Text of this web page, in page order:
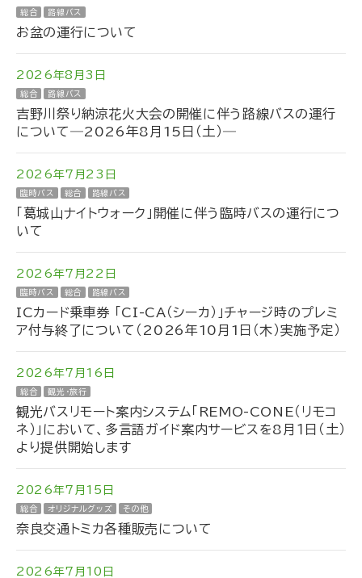
総合 路線バス
お盆の運行について
2026年8月3日
総合 路線バス
吉野川祭り納涼花火大会の開催に伴う路線バスの運行
について―2026年8月15日（土）―
2026年7月23日
臨時バス 総合 路線バス
「葛城山ナイトウォーク」開催に伴う臨時バスの運行につ
いて
2026年7月22日
臨時バス 総合 路線バス
ICカード乗車券 「CI-CA（シーカ）」チャージ時のプレミ
ア付与終了について（2026年10月1日（木）実施予定）
2026年7月16日
総合 観光・旅行
観光バスリモート案内システム「REMO-CONE（リモコ
ネ）」において、多言語ガイド案内サービスを8月１日（土）
より提供開始します
2026年7月15日
総合 オリジナルグッズ その他
奈良交通トミカ各種販売について
2026年7月10日